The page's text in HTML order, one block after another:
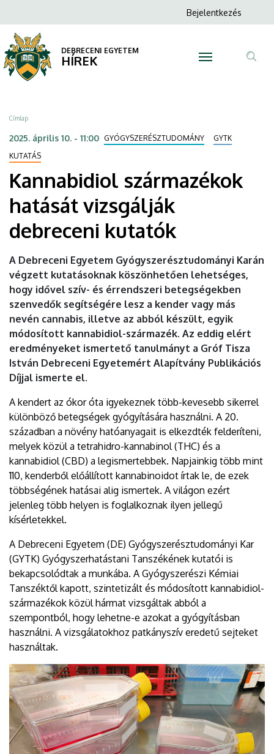
származékok
hatását
vizsgálják
debreceni
kutatók
DEBRECENI
EGYETEM
a
tartalomra
Anonim
menüje
Bejelentkezés
DEBRECENI EGYETEM
HÍREK
Morzsa
Címlap
2025. április 10. - 11:00 GYÓGYSZERÉSZTUDOMÁNY
GYTK
KUTATÁS
Kannabidiol származékok
hatását vizsgálják
debreceni kutatók
A Debreceni Egyetem Gyógyszerésztudományi Karán
végzett kutatásoknak köszönhetően lehetséges,
hogy idővel szív- és érrendszeri betegségekben
szenvedők segítségére lesz a kender vagy más
nevén cannabis, illetve az abból készült, egyik
módosított kannabidiol-származék. Az eddig elért
eredményeket ismertető tanulmányt a Gróf Tisza
István Debreceni Egyetemért Alapítvány Publikációs
Díjjal ismerte el.
A kendert az ókor óta igyekeznek több-kevesebb sikerrel
különböző betegségek gyógyítására használni. A 20.
században a növény hatóanyagait is elkezdték felderíteni,
melyek közül a tetrahidro-kannabinol (THC) és a
kannabidiol (CBD) a legismertebbek. Napjainkig több mint
110, kenderből előállított kannabinoidot írtak le, de ezek
többségének hatásai alig ismertek. A világon ezért
jelenleg több helyen is foglalkoznak ilyen jellegű
kísérletekkel.
A Debreceni Egyetem (DE) Gyógyszerésztudományi Kar
(GYTK) Gyógyszerhatástani Tanszékének kutatói is
bekapcsolódtak a munkába. A Gyógyszerészi Kémiai
Tanszéktől kapott, szintetizált és módosított kannabidiol-
származékok közül hármat vizsgáltak abból a
szempontból, hogy lehetne-e azokat a gyógyításban
használni. A vizsgálatokhoz patkányszív eredetű sejteket
használtak.